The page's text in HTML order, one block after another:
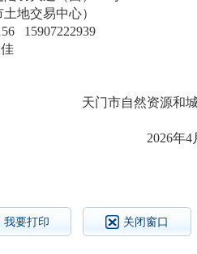
易中心）
15907222939
天门市自然资源和
2026年4
我要打印 关闭窗口